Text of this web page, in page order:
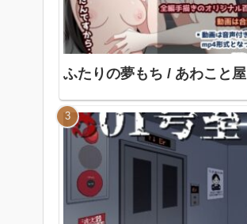
ふたりの夢もち / あわこと屋